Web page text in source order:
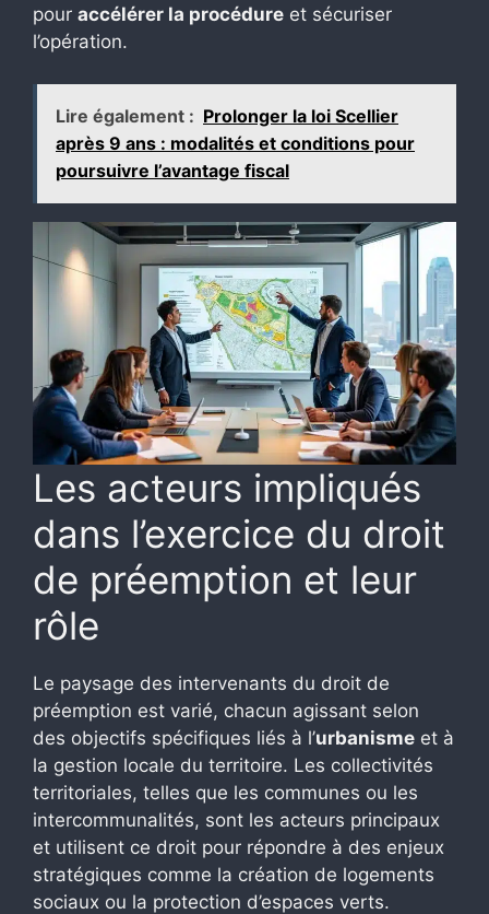
pour accélérer la procédure et sécuriser
l’opération.
Lire également : Prolonger la loi Scellier
après 9 ans : modalités et conditions pour
poursuivre l’avantage fiscal
Les acteurs impliqués
dans l’exercice du droit
de préemption et leur
rôle
Le paysage des intervenants du droit de
préemption est varié, chacun agissant selon
des objectifs spécifiques liés à l’urbanisme et à
la gestion locale du territoire. Les collectivités
territoriales, telles que les communes ou les
intercommunalités, sont les acteurs principaux
et utilisent ce droit pour répondre à des enjeux
stratégiques comme la création de logements
sociaux ou la protection d’espaces verts.